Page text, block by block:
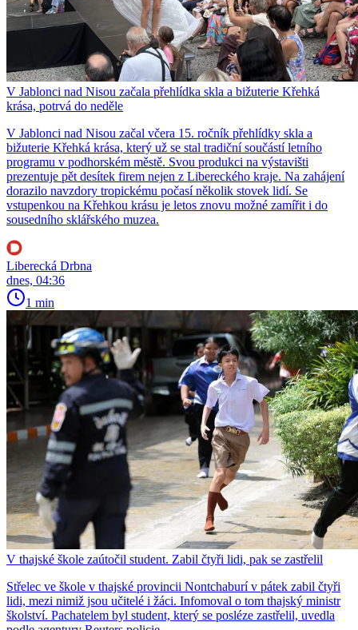
V Jablonci nad Nisou začala přehlídka skla a bižuterie Křehká
krása, potrvá do neděle
V Jablonci nad Nisou začal včera 15. ročník přehlídky skla a
bižuterie Křehká krása, který už se stal tradiční součástí letního
programu v podhorském městě. Svou produkci na výstavišti
prezentuje pět desítek firem nejen z Libereckého kraje. Na zahájení
dorazilo navzdory tropickému počasí několik stovek lidí. Se
vstupenkou na Křehkou krásu je letos znovu možné zamířit i do
sousedního sklářského muzea.
Liberecká Drbna
dnes, 04:36
1 min
V thajské škole zaútočil student. Zabil čtyři lidi, pak se zastřelil
Střelec ve škole v thajské provincii Nontchaburí v pátek zabil čtyři
lidi, mezi nimiž jsou učitelé i žáci. Infomoval o tom thajský ministr
školství. Pachatelem byl student, který se posléze zastřelil, uvedla